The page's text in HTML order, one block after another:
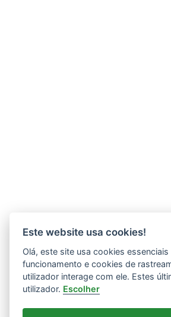
Este website usa cookies!
Olá, este site usa cookies
funcionamento e cookies de
utilizador interage com ele. Estes
utilizador. Escolher